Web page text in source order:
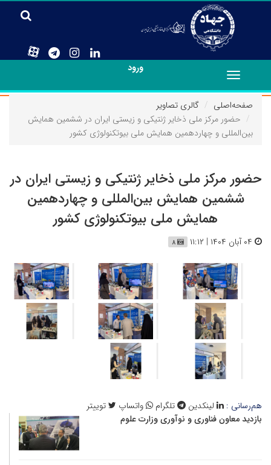
ورود
Toggle
navigation
صفحه‌اصلی
گالری تصاویر
حضور مرکز ملی ذخایر ژنتیکی و زیستی ایران در ششمین همایش
بین‌المللی و چهاردهمین همایش ملی بیوتکنولوژی کشور
حضور مرکز ملی ذخایر ژنتیکی و زیستی ایران در
ششمین همایش بین‌المللی و چهاردهمین
همایش ملی بیوتکنولوژی کشور
هم‌رسانی : لینکدین تلگرام واتساپ
توییتر
بازدید معاون فناوری و نوآوری وزارت علوم